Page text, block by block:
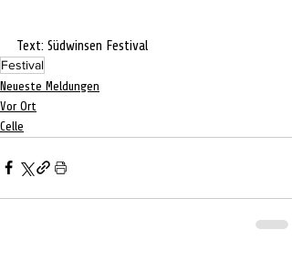
Text: Südwinsen Festival
Festival
Neueste Meldungen
Vor Ort
Celle